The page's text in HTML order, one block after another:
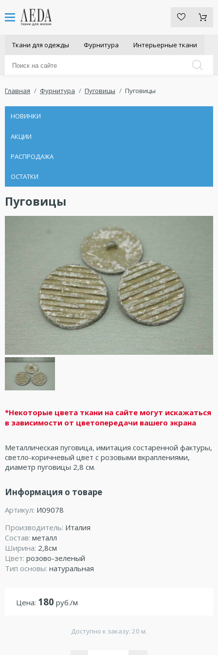
Ткани для одежды Фурнитура Интерьерные ткани
Главная Фурнитура Пуговицы Пуговицы
НОВИНКИ
АКЦИИ
РАСПРОДАЖА
ОСТАТКИ
Пуговицы
*Некоторые цвета ткани на сайте могут искажаться
в зависимости от цветопередачи вашего экрана
Металлическая пуговица, имитация состаренной фактуры,
светло-коричневый цвет с розовыми вкраплениями,
диаметр пуговицы 2,8 см.
Информация о товаре
Артикул: И09078
Производитель: Италия
Состав: металл
Ширина: 2,8см
Цвет: розово-зеленый
Тип основы: натуральная
Цена: 180 руб./м
Доступно к заказу: 20 м.